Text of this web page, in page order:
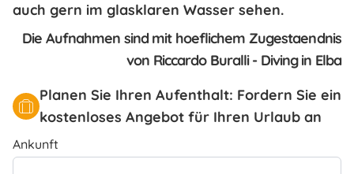
auch gern im glasklaren Wasser sehen.
Die Aufnahmen sind mit hoeflichem Zugestaendnis
von Riccardo Buralli - Diving in Elba
Planen Sie Ihren Aufenthalt: Fordern Sie ein
kostenloses Angebot für Ihren Urlaub an
Ankunft